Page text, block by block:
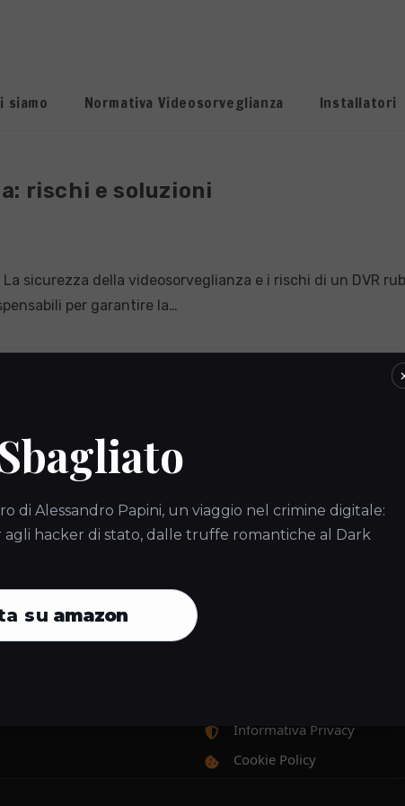
di Alessandro Papini, un viaggio nel crimine digitale:
hacker di stato, dalle truffe romantiche al Dark
su amazon
siamo Normativa Videosorveglianza Installatori
rischi e soluzioni
sicurezza della videosorveglianza e i rischi di un DVR
per garantire la…
degli impianti di
Contatti
Informativa Privacy
Cookie Policy